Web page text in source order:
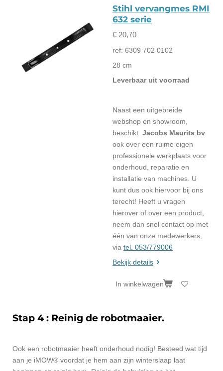
Stihl vervangmes RMI
632 serie
€ 20,70
ref: 6309 702 0102
28 cm
Leverbaar uit voorraad
Naast een uitgebreide
webshop en showroom,
beschikt Jacobs Maurits bv
ook over een ruime eigen
professionele werkplaats voor
onderhoud, reparatie en
installatie van machines. U
kunt dus ook hiervoor bij ons
terecht! Heeft u vragen
hierover of over een product,
neem dan snel contact op met
één van onze medewerkers,
via tel. 053/779006
Bekijk details
In winkelwagen
Stap 4 : Reinig de robotmaaier.
Ook een robotmaaier heeft onderhoud nodig! Besteed wat tijd
aan je iMOW® voordat je hem aan zijn winterslaap laat